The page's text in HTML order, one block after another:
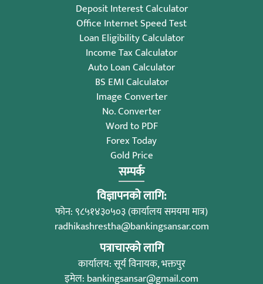
Deposit Interest Calculator
Office Internet Speed Test
Loan Eligibility Calculator
Income Tax Calculator
Auto Loan Calculator
BS EMI Calculator
Image Converter
No. Converter
Word to PDF
Forex Today
Gold Price
सम्पर्क
विज्ञापनको लागि:
फोन: ९८५१४३०५०३ (कार्यालय समयमा मात्र)
radhikashrestha@bankingsansar.com
पत्राचारको लागि
कार्यालय: सूर्य विनायक, भक्तपुर
इमेल: bankingsansar@gmail.com